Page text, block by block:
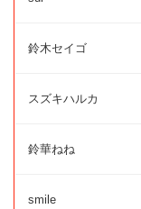
鈴木セイゴ
スズキハルカ
鈴華ねね
smile